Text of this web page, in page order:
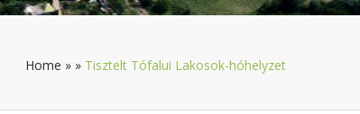
Home » » Tisztelt Tófalui Lakosok-hóhelyzet